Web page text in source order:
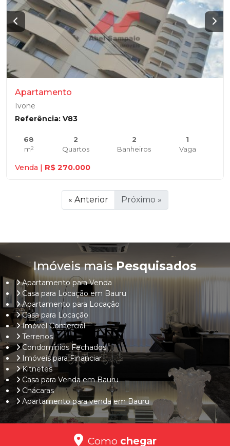
Apartamento
Ivone
Referência: V83
68
m²
2
Quartos
2
Banheiros
1
Vaga
Venda | R$ 270.000
« Anterior Próximo »
Imóveis maisPesquisados
Apartamento para Venda
Casa para Locação em Bauru
Apartamento para Locação
Casa para Locação
Imóvel Comercial
Terrenos
Condomínios Fechados
Imóveis para Financiar
Kitnetes
Casa para Venda em Bauru
Chácaras
Apartamento para venda em Bauru
Como chegar